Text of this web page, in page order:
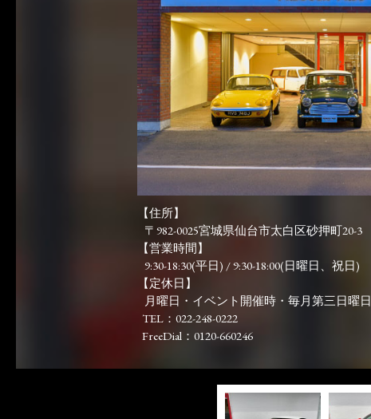
【住所】
〒982-0025宮城県仙台市太白区砂押町20-3
【営業時間】
9:30-18:30(平日) / 9:30-18:00(日曜日、祝日)
【定休日】
月曜日・イベント開催時・毎月第三日曜日
TEL：022-248-0222
FreeDial：0120-660246